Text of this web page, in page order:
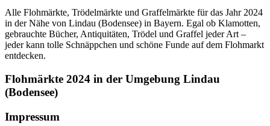
Alle Flohmärkte, Trödelmärkte und Graffelmärkte für das Jahr 2024
in der Nähe von Lindau (Bodensee) in Bayern. Egal ob Klamotten,
gebrauchte Bücher, Antiquitäten, Trödel und Graffel jeder Art –
jeder kann tolle Schnäppchen und schöne Funde auf dem Flohmarkt
entdecken.
Flohmärkte 2024 in der Umgebung Lindau
(Bodensee)
Footer
Impressum